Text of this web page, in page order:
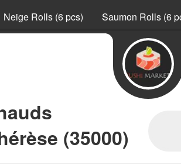
Neige Rolls (6 pcs) Saumon Rolls (6
(35000)